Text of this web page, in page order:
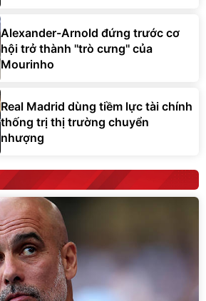
Alexander-Arnold đứng trước cơ
hội trở thành ''trò cưng'' của
Mourinho
Real Madrid dùng tiềm lực tài chính
thống trị thị trường chuyển
nhượng